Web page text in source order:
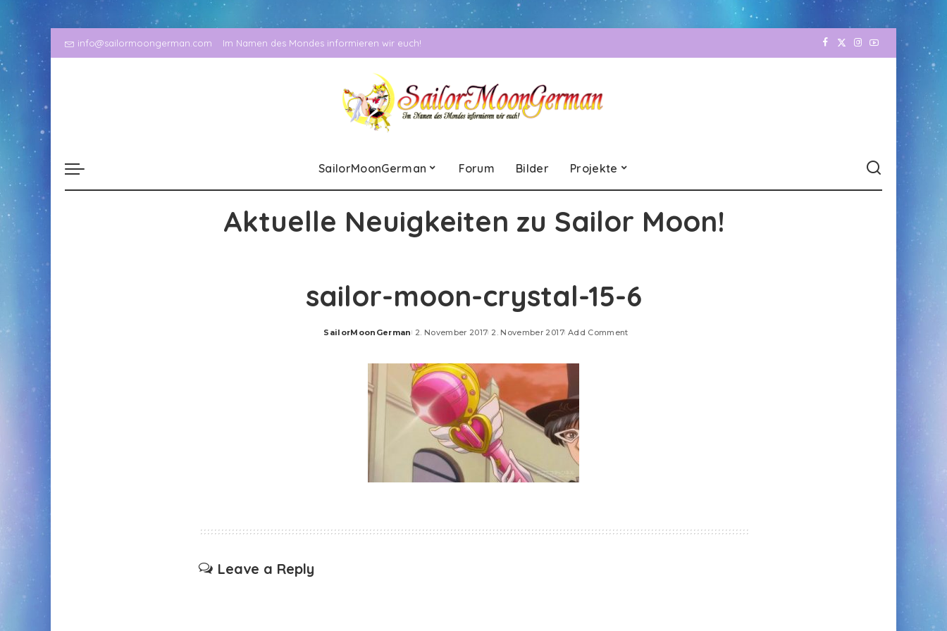
info@sailormoongerman.com Im Namen des Mondes informieren wir euch!
SailorMoonGerman Forum Bilder Projekte
Aktuelle Neuigkeiten zu Sailor Moon!
sailor-moon-crystal-15-6
Posted
SailorMoonGerman 2. November 2017 2. November 2017 Add Comment
Leave a Reply